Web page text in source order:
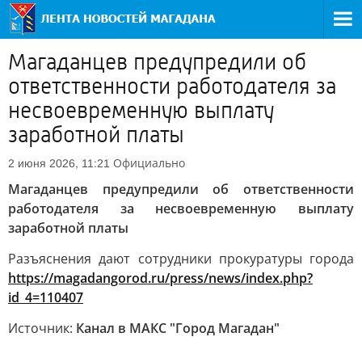
Магаданцев предупредили об
ответственности работодателя за
несвоевременную выплату
заработной платы
2 июня 2026, 11:21 Официально
Магаданцев предупредили об ответственности
работодателя за несвоевременную выплату
заработной платы
Разъяснения дают сотрудники прокуратуры города
https://magadangorod.ru/press/news/index.php?
id_4=110407
Источник: Канал в МАКС "Город Магадан"